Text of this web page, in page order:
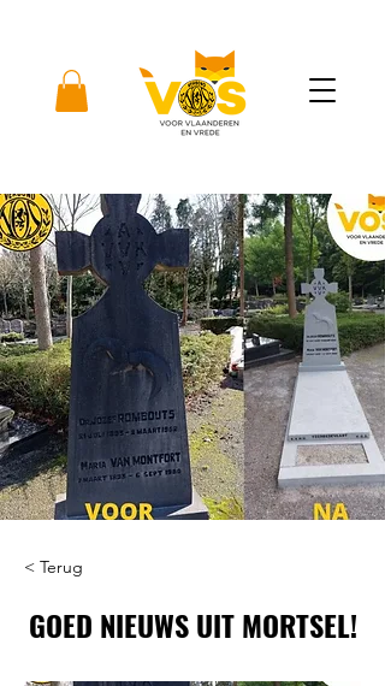
< Terug
GOED NIEUWS UIT MORTSEL!